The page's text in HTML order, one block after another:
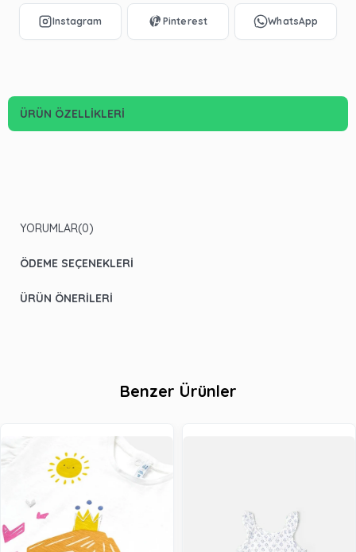
ÜRÜN ÖZELLIKLERI
YORUMLAR(0)
ÖDEME SEÇENEKLERI
ÜRÜN ÖNERILERI
Benzer Ürünler